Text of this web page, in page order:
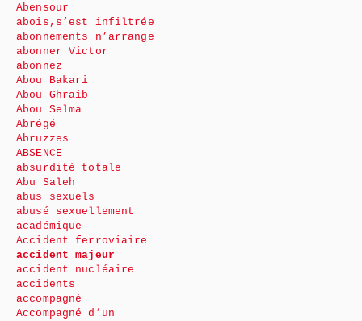
Abensour
abois,s’est infiltrée
abonnements n’arrange
abonner Victor
abonnez
Abou Bakari
Abou Ghraib
Abou Selma
Abrégé
Abruzzes
ABSENCE
absurdité totale
Abu Saleh
abus sexuels
abusé sexuellement
académique
Accident ferroviaire
accident majeur
accident nucléaire
accidents
accompagné
Accompagné d’un